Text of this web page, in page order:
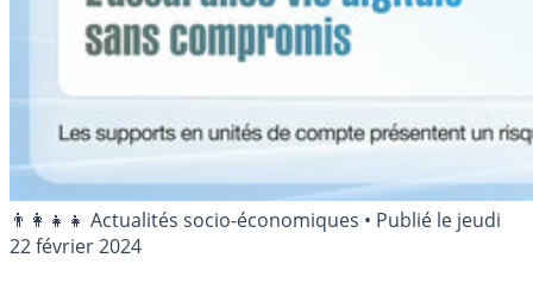
👨‍👩‍👧‍👧 Actualités socio-économiques • Publié le jeudi
22 février 2024